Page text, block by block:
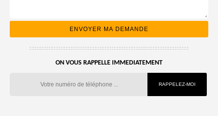
ON VOUS RAPPELLE IMMEDIATEMENT